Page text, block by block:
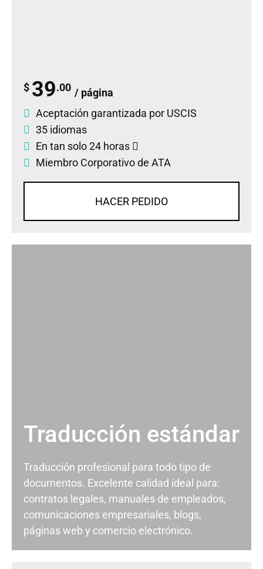
$ 39.00 / página
Aceptación garantizada por USCIS
35 idiomas
En tan solo 24 horas
Miembro Corporativo de ATA
HACER PEDIDO
Traducción estándar
Traducción profesional para todo tipo de
documentos. Excelente calidad ideal para:
contratos legales, manuales de empleados,
comunicaciones empresariales, blogs,
páginas web y comercio electrónico.